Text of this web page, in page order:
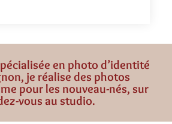
en photo d’identité
je réalise des photos
pour les nouveau-nés, sur
vous au studio.